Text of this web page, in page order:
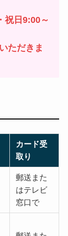
祝日9:00～
ただきま
カード受
取り
郵送また
はテレビ
窓口で